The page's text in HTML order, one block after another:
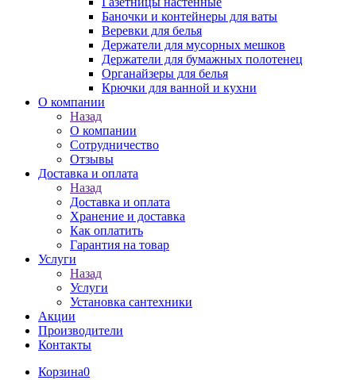
Баночки и контейнеры для ваты
Веревки для белья
Держатели для мусорных мешков
Держатели для бумажных полотенец
Органайзеры для белья
Крючки для ванной и кухни
О компании
Назад
О компании
Сотрудничество
Отзывы
Доставка и оплата
Назад
Доставка и оплата
Хранение и доставка
Как оплатить
Гарантия на товар
Услуги
Назад
Услуги
Установка сантехники
Акции
Производители
Контакты
Корзина0